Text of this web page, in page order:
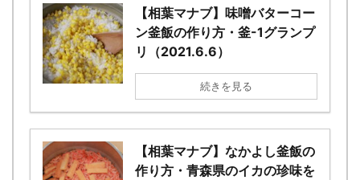
【相葉マナブ】味噌バターコー
ン釜飯の作り方・釜-1グランプ
リ（2021.6.6）
続きを見る
【相葉マナブ】なかよし釜飯の
作り方・青森県のイカの珍味を